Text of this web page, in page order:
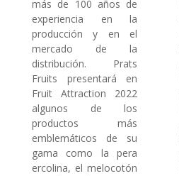
más de 100 años de
experiencia en la
producción y en el
mercado de la
distribución. Prats
Fruits presentará en
Fruit Attraction 2022
algunos de los
productos más
emblemáticos de su
gama como la pera
ercolina, el melocotón